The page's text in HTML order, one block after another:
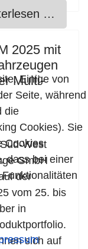
…
2025 mit
Multi-
West
GmbH
der
vom 25. bis
in
sich auf
Einige von
Seite, während
die
Cookies). Sie
Cookies
dass bei einer